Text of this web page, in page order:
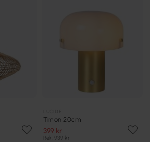
Timon 20cm
399 kr
Rek. 939 kr